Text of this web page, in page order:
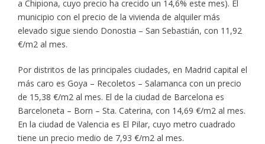
a Chipiona, cuyo precio ha crecido un 14,6% este mes). El
municipio con el precio de la vivienda de alquiler más
elevado sigue siendo Donostia – San Sebastián, con 11,92
€/m2 al mes.
Por distritos de las principales ciudades, en Madrid capital el
más caro es Goya – Recoletos – Salamanca con un precio
de 15,38 €/m2 al mes. El de la ciudad de Barcelona es
Barceloneta – Born – Sta. Caterina, con 14,69 €/m2 al mes.
En la ciudad de Valencia es El Pilar, cuyo metro cuadrado
tiene un precio medio de 7,93 €/m2 al mes.